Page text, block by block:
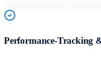
Performance-Tracking